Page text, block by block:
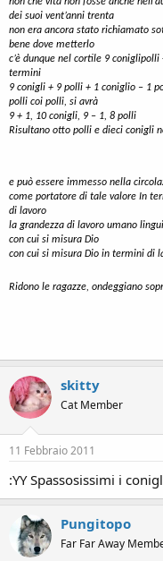
dei suoi vent’anni trenta
non era ancora stato richiamato
bene dove metterlo
c’è dunque nel cortile 9
termini
9 conigli + 9 polli + 1 coniglio – 1
polli coi polli, si avrà
9 + 1, 10 conigli, 9 – 1, 8 polli
Risultano otto polli e dieci conigli
e può essere immesso nella
come portatore di tale valore In
di lavoro
la grandezza di lavoro umano
con cui si misura Dio
con cui si misura Dio in termini di
Ridono le ragazze, ondeggiano
skitty
Cat Member
11 Febbraio 2011
:YY Spassosissimi i
Pungitopo
Far Far Away